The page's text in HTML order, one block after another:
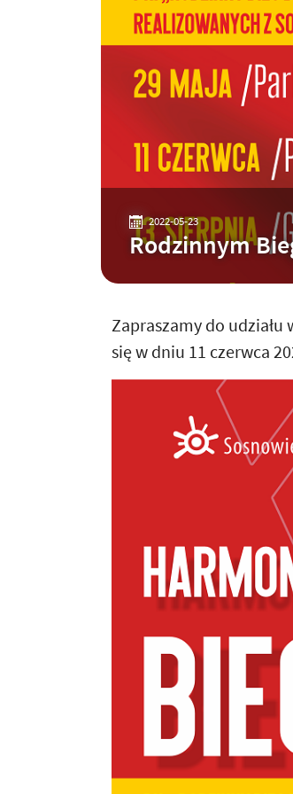
2022-05-23
Rodzinnym
Zapraszamy do
się w dniu 11 czerwca